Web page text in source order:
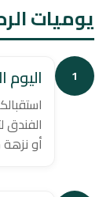
يوميات
1 اليوم
الفندق
أو